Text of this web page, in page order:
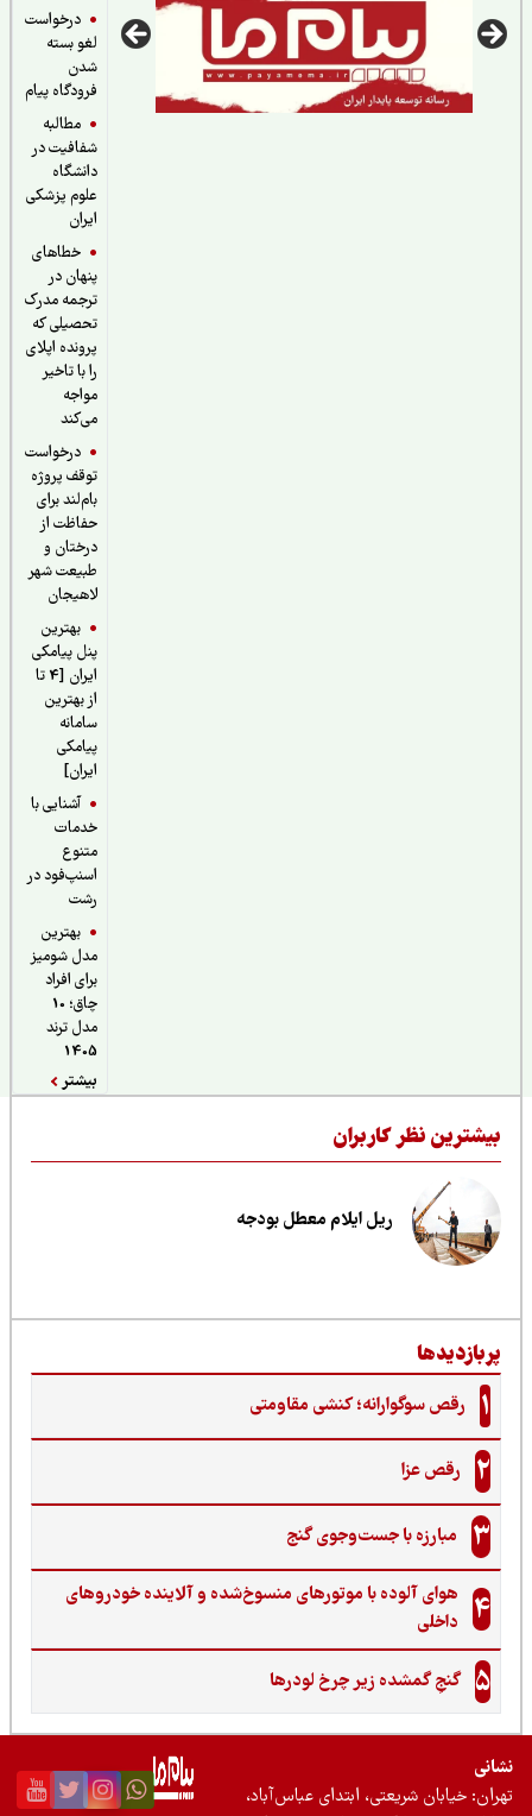
درخواست
لغو بسته
فرودگاه پیام
مطالبه
شفافیت در
دانشگاه
علوم پزشکی
خطاهای
پنهان در
ترجمه مدرک
تحصیلی که
پرونده اپلای
را با تاخیر
درخواست
توقف پروژه
بام‌لند برای
حفاظت از
درختان و
طبیعت شهر
لاهیجان
بهترین
پنل پیامکی
ایران [4 تا
از بهترین
سامانه
پیامکی
آشنایی با
خدمات
اسنپ‌فود در
بهترین
مدل شومیز
برای افراد
چاق؛ 10
مدل ترند
نظر کاربران
ریل ایلام معطل بودجه
رقص سوگوارانه؛ کنشی مقاومتی
رقص عزا
مبارزه با جست‌وجوی گنج‌
هوای آلوده با موتورهای منسوخ‌شده و آلاینده خودروهای
داخلی
گنجِ گمشده زیر چرخ لودرها
خیابان شریعتی، ابتدای عباس‌آباد،